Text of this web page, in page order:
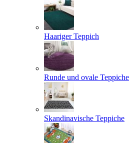
Haariger Teppich
Runde und ovale Teppiche
Skandinavische Teppiche